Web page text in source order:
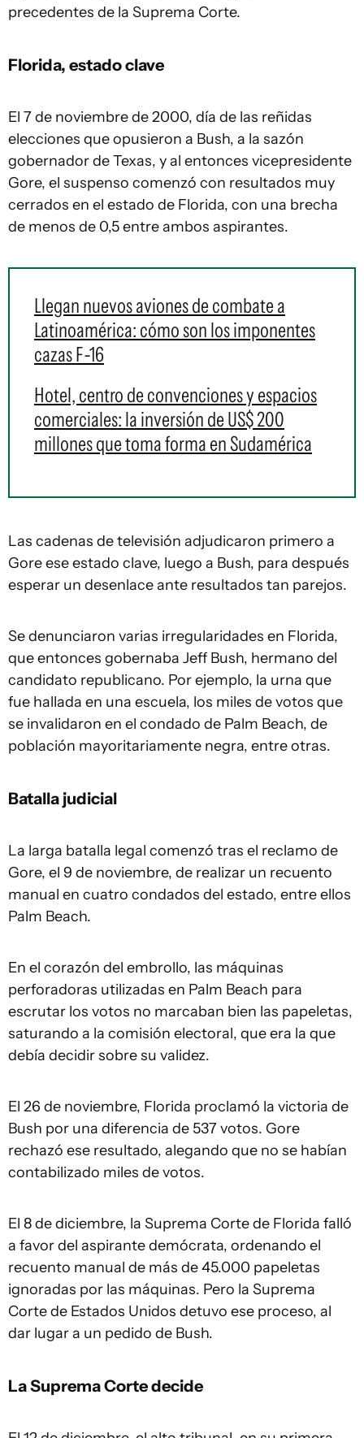
precedentes de la Suprema Corte.
Florida, estado clave
El 7 de noviembre de 2000, día de las reñidas
elecciones que opusieron a Bush, a la sazón
gobernador de Texas, y al entonces vicepresidente
Gore, el suspenso comenzó con resultados muy
cerrados en el estado de Florida, con una brecha
de menos de 0,5 entre ambos aspirantes.
Llegan nuevos aviones de combate a
Latinoamérica: cómo son los imponentes
cazas F-16
Hotel, centro de convenciones y espacios
comerciales: la inversión de US$ 200
millones que toma forma en Sudamérica
Las cadenas de televisión adjudicaron primero a
Gore ese estado clave, luego a Bush, para después
esperar un desenlace ante resultados tan parejos.
Se denunciaron varias irregularidades en Florida,
que entonces gobernaba Jeff Bush, hermano del
candidato republicano. Por ejemplo, la urna que
fue hallada en una escuela, los miles de votos que
se invalidaron en el condado de Palm Beach, de
población mayoritariamente negra, entre otras.
Batalla judicial
La larga batalla legal comenzó tras el reclamo de
Gore, el 9 de noviembre, de realizar un recuento
manual en cuatro condados del estado, entre ellos
Palm Beach.
En el corazón del embrollo, las máquinas
perforadoras utilizadas en Palm Beach para
escrutar los votos no marcaban bien las papeletas,
saturando a la comisión electoral, que era la que
debía decidir sobre su validez.
El 26 de noviembre, Florida proclamó la victoria de
Bush por una diferencia de 537 votos. Gore
rechazó ese resultado, alegando que no se habían
contabilizado miles de votos.
El 8 de diciembre, la Suprema Corte de Florida falló
a favor del aspirante demócrata, ordenando el
recuento manual de más de 45.000 papeletas
ignoradas por las máquinas. Pero la Suprema
Corte de Estados Unidos detuvo ese proceso, al
dar lugar a un pedido de Bush.
La Suprema Corte decide